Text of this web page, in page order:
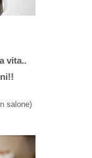
vita..
salone)